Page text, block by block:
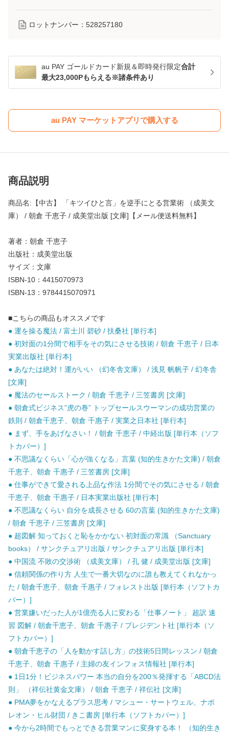
ロットナンバー： 528257180
au PAY ゴールドカード新規＆即時発行限定合計
最大23,000Pもらえる※諸条件あり
au PAY マーケットアプリで購入する
商品説明
商品名:【中古】 「キツイひと言」を逆手にとる営業術 （成美文
庫） / 朝倉 千恵子 / 成美堂出版 [文庫]【メール便送料無料】
著者：朝倉 千恵子
出版社：成美堂出版
サイズ：文庫
ISBN-10：4415070973
ISBN-13：9784415070971
■こちらの商品もオススメです
● 運を操る魔法 / 富士川 碧砂 / 扶桑社 [単行本]
● 初対面の1分間で相手をその気にさせる技術 / 朝倉 千恵子 / 日本
実業出版社 [単行本]
● あなたは絶対！運がいい （幻冬舎文庫） / 浅見 帆帆子 / 幻冬舎
[文庫]
● 魔法のセールストーク / 朝倉 千恵子 / 三笠書房 [文庫]
● 朝倉式ビジネス”虎の巻” トップセールスウーマンの成功営業の
鉄則 / 朝倉千恵子、朝倉 千惠子 / 実業之日本社 [単行本]
● まず、手をあげなさい！ / 朝倉 千恵子 / 中経出版 [単行本（ソフ
トカバー）]
● 不思議なくらい「心が強くなる」言葉 (知的生きかた文庫) / 朝倉
千恵子、朝倉 千惠子 / 三笠書房 [文庫]
● 仕事ができて愛される上品な作法 1分間でその気にさせる / 朝倉
千恵子、朝倉 千惠子 / 日本実業出版社 [単行本]
● 不思議なくらい 自分を成長させる 60の言葉 (知的生きかた文庫)
/ 朝倉 千恵子 / 三笠書房 [文庫]
● 超図解 知っておくと恥をかかない 初対面の常識 （Sanctuary
books） / サンクチュアリ出版 / サンクチュアリ出版 [単行本]
● 中国流 不敗の交渉術 （成美文庫） / 孔 健 / 成美堂出版 [文庫]
● 信頼関係の作り方 人生で一番大切なのに誰も教えてくれなかっ
た / 朝倉千恵子、朝倉 千惠子 / フォレスト出版 [単行本（ソフトカ
バー）]
● 営業嫌いだった人が1億売る人に変わる「仕事ノート」 超訳 速
習 図解 / 朝倉千恵子、朝倉 千惠子 / プレジデント社 [単行本（ソ
フトカバー）]
● 朝倉千恵子の「人を動かす話し方」の技術5日間レッスン / 朝倉
千恵子、朝倉 千惠子 / 主婦の友インフォス情報社 [単行本]
● 1日1分！ビジネスパワー 本当の自分を200％発揮する「ABCD法
則」 （祥伝社黄金文庫） / 朝倉 千恵子 / 祥伝社 [文庫]
● PMA夢をかなえるプラス思考 / マシュー・サートウェル、ナポ
レオン・ヒル財団 / きこ書房 [単行本（ソフトカバー）]
● 今から2時間でもっとできる営業マンに変身する本！ （知的生き